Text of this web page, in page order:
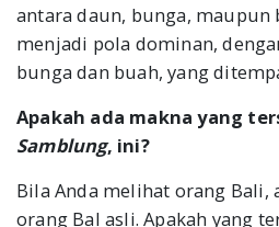
antara daun, bunga, maupun
menjadi pola dominan,
bunga dan buah, yang
Apakah ada makna yang
Samblung, ini?
Bila Anda melihat orang Bali,
orang Bal asli. Apakah yang